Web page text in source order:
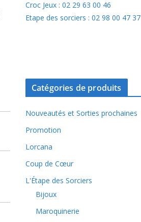
Croc Jeux : 02 29 63 00 46
Etape des sorciers : 02 98 00 47 37
Catégories de produits
Nouveautés et Sorties prochaines
Promotion
Lorcana
Coup de Cœur
L'Étape des Sorciers
Bijoux
Maroquinerie